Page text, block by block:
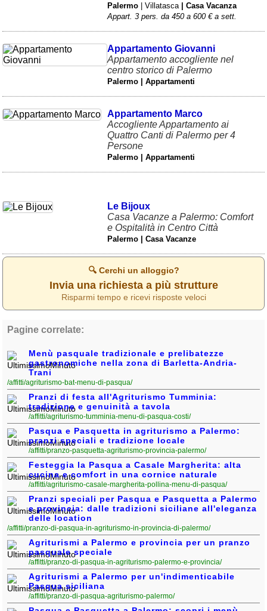
Palermo | Villatasca| Casa Vacanza
Appart. 3 pers. da 450 a 600 € a sett.
Appartamento Giovanni
Appartamento accogliente nel
centro storico di Palermo
Palermo | Appartamenti
Appartamento Marco
Accogliente Appartamento ai
Quattro Canti di Palermo per 4
Persone
Palermo | Appartamenti
Le Bijoux
Casa Vacanze a Palermo: Comfort
e Ospitalità in Centro Città
Palermo | Casa Vacanze
🔍 Cerchi un alloggio?
Invia una richiesta a più strutture
Risparmi tempo e ricevi risposte veloci
Pagine correlate:
Menù pasquale tradizionale e prelibatezze
gastronomiche nella zona di Barletta-Andria-
Trani
/affitti/agriturismo-bat-menu-di-pasqua/
Pranzi di festa all'Agriturismo Tumminia:
tradizione e genuinità a tavola
/affitti/agriturismo-tumminia-menu-di-pasqua-costi/
Pasqua e Pasquetta in agriturismo a Palermo:
pranzi speciali e tradizione locale
/affitti/pranzo-pasquetta-agriturismo-provincia-palermo/
Festeggia la Pasqua a Casale Margherita: alta
cucina e comfort in una cornice naturale
/affitti/agriturismo-casale-margherita-pollina-menu-di-pasqua/
Pranzi speciali per Pasqua e Pasquetta a Palermo
e provincia: dalle tradizioni siciliane all'eleganza
delle location
/affitti/pranzo-di-pasqua-in-agriturismo-in-provincia-di-palermo/
Agriturismi a Palermo e provincia per un pranzo
pasquale speciale
/affitti/pranzo-di-pasqua-in-agriturismo-palermo-e-provincia/
Agriturismi a Palermo per un'indimenticabile
Pasqua siciliana
/affitti/pranzo-di-pasqua-agriturismo-palermo/